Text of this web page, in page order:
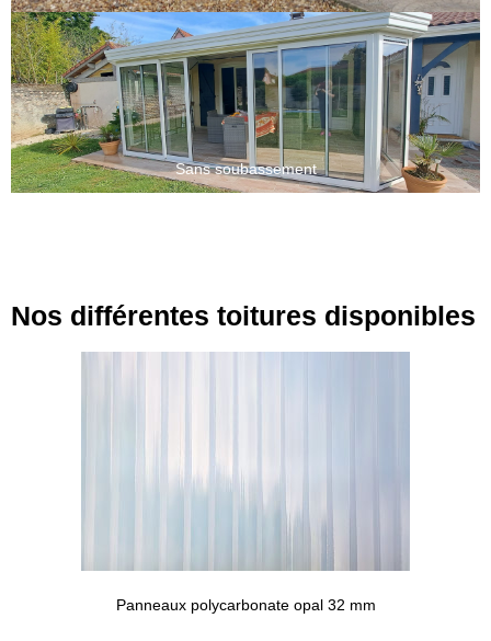
Sans soubassement
Nos différentes toitures disponibles
Panneaux polycarbonate opal 32 mm